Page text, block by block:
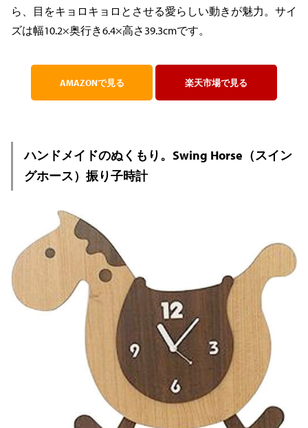
ら、目をキョロキョロとさせる愛らしい動きが魅力。サイ
ズは幅10.2×奥行き6.4×高さ39.3cmです。
AMAZONで見る 楽天市場で見る
ハンドメイドのぬくもり。Swing Horse（スイン
グホース）振り子時計